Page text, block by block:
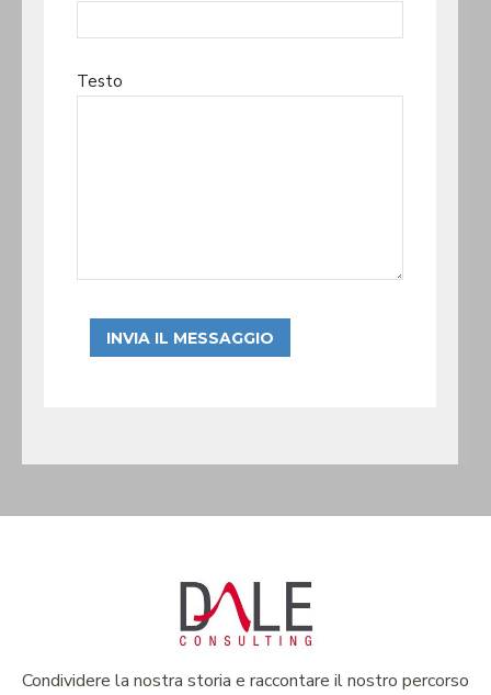
Testo
Condividere la nostra storia e raccontare il nostro percorso